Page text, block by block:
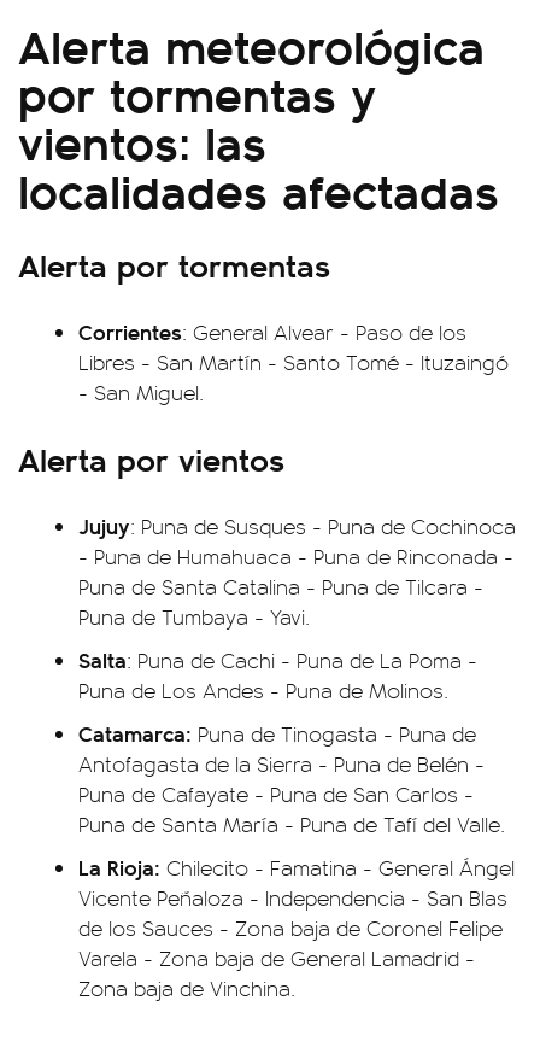
Alerta meteorológica
por tormentas y
vientos: las
localidades afectadas
Alerta por tormentas
Corrientes: General Alvear - Paso de los
Libres - San Martín - Santo Tomé - Ituzaingó
- San Miguel.
Alerta por vientos
Jujuy: Puna de Susques - Puna de Cochinoca
- Puna de Humahuaca - Puna de Rinconada -
Puna de Santa Catalina - Puna de Tilcara -
Puna de Tumbaya - Yavi.
Salta: Puna de Cachi - Puna de La Poma -
Puna de Los Andes - Puna de Molinos.
Catamarca: Puna de Tinogasta - Puna de
Antofagasta de la Sierra - Puna de Belén -
Puna de Cafayate - Puna de San Carlos -
Puna de Santa María - Puna de Tafí del Valle.
La Rioja: Chilecito - Famatina - General Ángel
Vicente Peñaloza - Independencia - San Blas
de los Sauces - Zona baja de Coronel Felipe
Varela - Zona baja de General Lamadrid -
Zona baja de Vinchina.